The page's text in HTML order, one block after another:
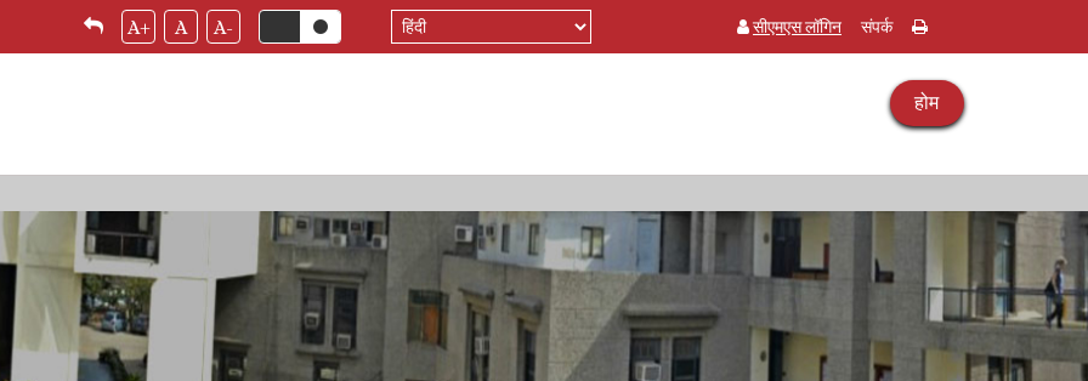
A+ A A-
Select
your
सीएमएस लॉगिन संपर्क
होम